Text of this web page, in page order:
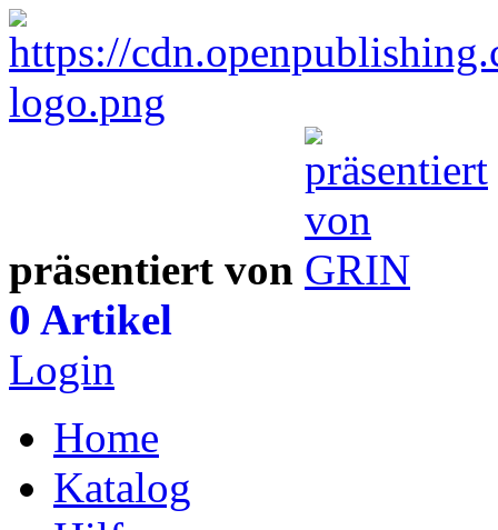
präsentiert von
0 Artikel
Login
Home
Katalog